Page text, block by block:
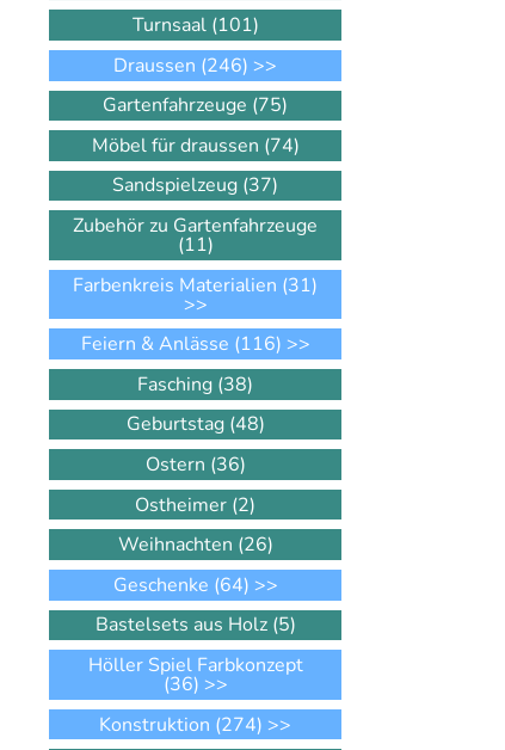
Turnsaal (101)
Draussen (246) >>
Gartenfahrzeuge (75)
Möbel für draussen (74)
Sandspielzeug (37)
Zubehör zu Gartenfahrzeuge
(11)
Farbenkreis Materialien (31)
>>
Feiern & Anlässe (116) >>
Fasching (38)
Geburtstag (48)
Ostern (36)
Ostheimer (2)
Weihnachten (26)
Geschenke (64) >>
Bastelsets aus Holz (5)
Höller Spiel Farbkonzept
(36) >>
Konstruktion (274) >>